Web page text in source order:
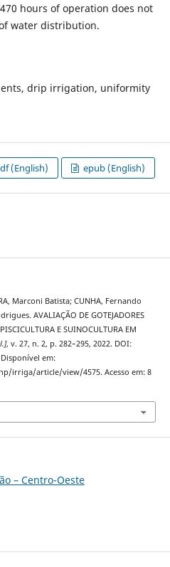
hours of operation does not
water distribution.
drip irrigation, uniformity
(English) epub (English)
Marconi Batista; CUNHA, Fernando
AVALIAÇÃO DE GOTEJADORES
E SUINOCULTURA EM
, v. 27, n. 2, p. 282–295, 2022. DOI:
em:
irriga/article/view/4575. Acesso em: 8
– Centro-Oeste